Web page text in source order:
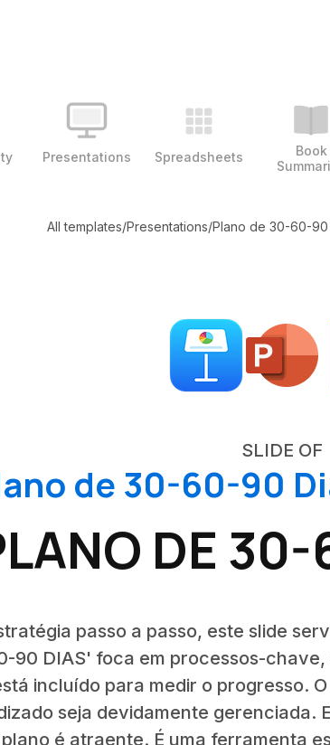
Presentations Spreadsheets
Book
All templates/Presentations/Plano de 30-60-90
SLIDE OF
de 30-60-90
DE
passo a passo, este slide
90 DIAS' foca em processos-
incluído para medir o progresso.
seja devidamente gerenciada.
é atraente. É uma ferramenta